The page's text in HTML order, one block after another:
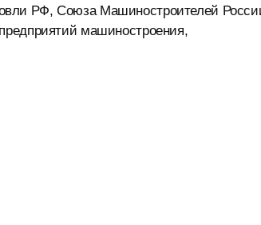
РФ, Союза Машиностроителей
машиностроения,